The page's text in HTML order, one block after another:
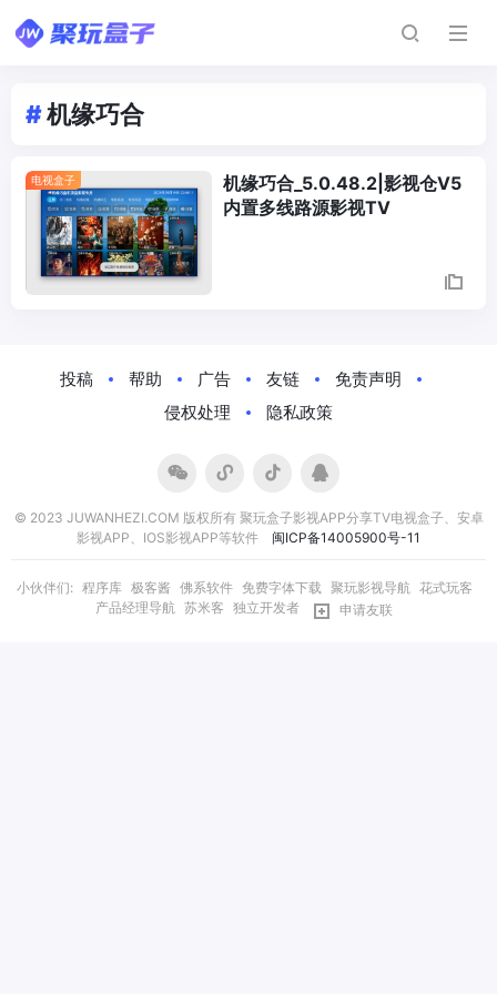
#机缘巧合
电视盒子
机缘巧合_5.0.48.2|影视仓V5
内置多线路源影视TV
Navigation
投稿 帮助 广告 友链
免责声明
侵权处理
隐私政策
© 2023 JUWANHEZI.COM 版权所有 聚玩盒子影视APP分享TV电视盒子、安卓
影视APP、IOS影视APP等软件 闽ICP备14005900号-11
小伙伴们: 程序库 极客酱 佛系软件 免费字体下载 聚玩影视导航 花式玩客
产品经理导航 苏米客 独立开发者 申请友联